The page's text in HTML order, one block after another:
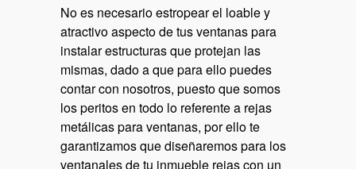
No es necesario estropear el loable y
atractivo aspecto de tus ventanas para
instalar estructuras que protejan las
mismas, dado a que para ello puedes
contar con nosotros, puesto que somos
los peritos en todo lo referente a rejas
metálicas para ventanas, por ello te
garantizamos que diseñaremos para los
ventanales de tu inmueble rejas con un